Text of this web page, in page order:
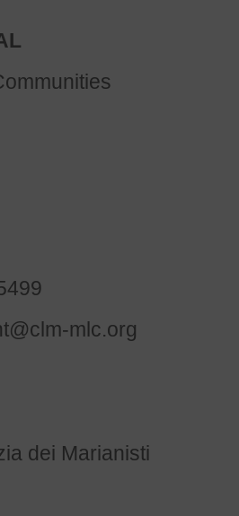
mlc.org
dei Marianisti